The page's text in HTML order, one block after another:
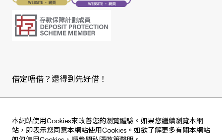
本網站使用Cookies來改善您的瀏覽體驗。如果您繼續瀏覽本網
站，即表示您同意本網站使用Cookies。如欲了解更多有關本網站
借定唔借？還得到先好借！